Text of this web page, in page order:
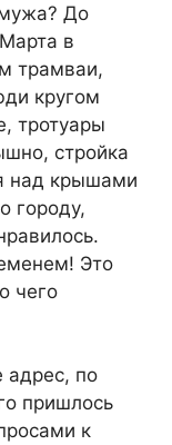
До
в
трамваи,
кругом
тротуары
стройка
над крышами
городу,
Это
чего
адрес, по
пришлось
к